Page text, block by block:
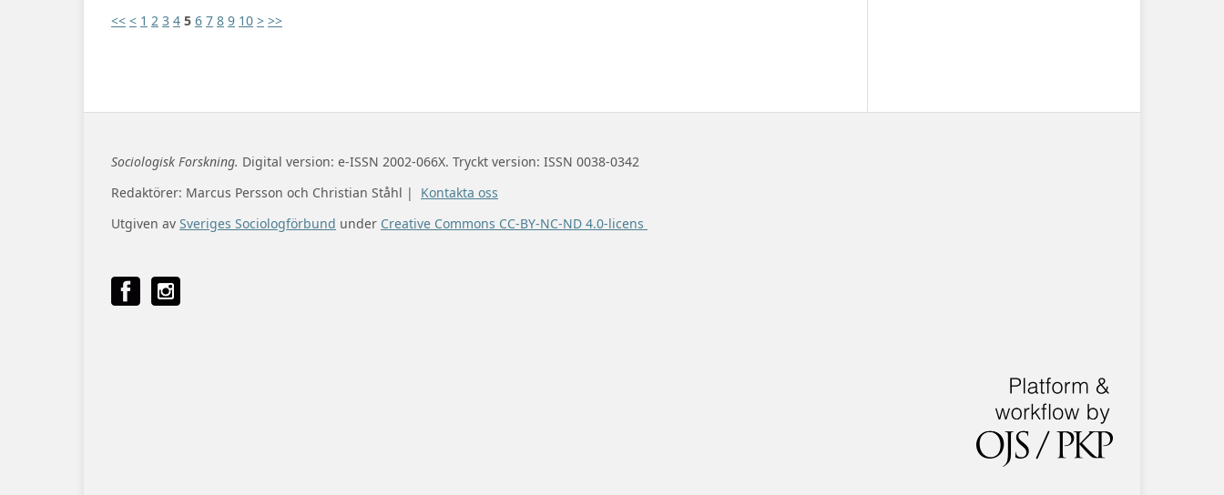
<< < 1 2 3 4 5 6 7 8 9 10 > >>
Sociologisk Forskning. Digital version: e-ISSN 2002-066X. Tryckt version: ISSN 0038-0342
Redaktörer: Marcus Persson och Christian Ståhl | Kontakta oss
Utgiven av Sveriges Sociologförbund under Creative Commons CC-BY-NC-ND 4.0-licens